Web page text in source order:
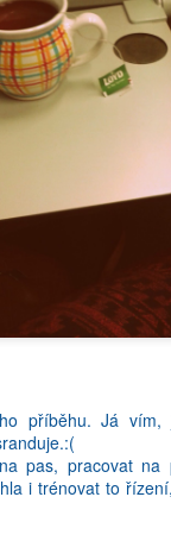
příběhu. Já
pas, pracovat na
i trénovat to